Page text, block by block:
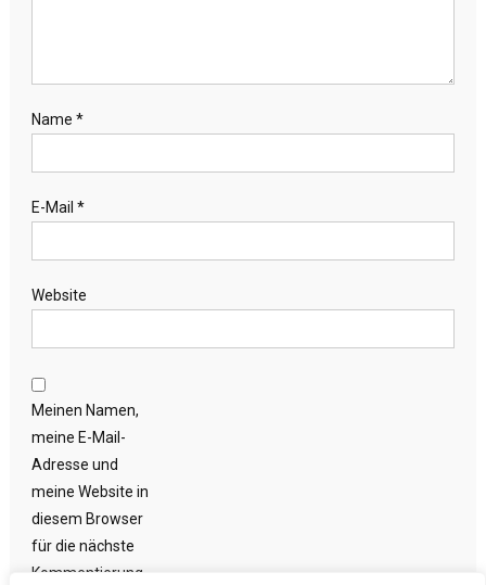
Name *
E-Mail *
Website
Meinen Namen,
meine E-Mail-
Adresse und
meine Website in
diesem Browser
für die nächste
Kommentierung